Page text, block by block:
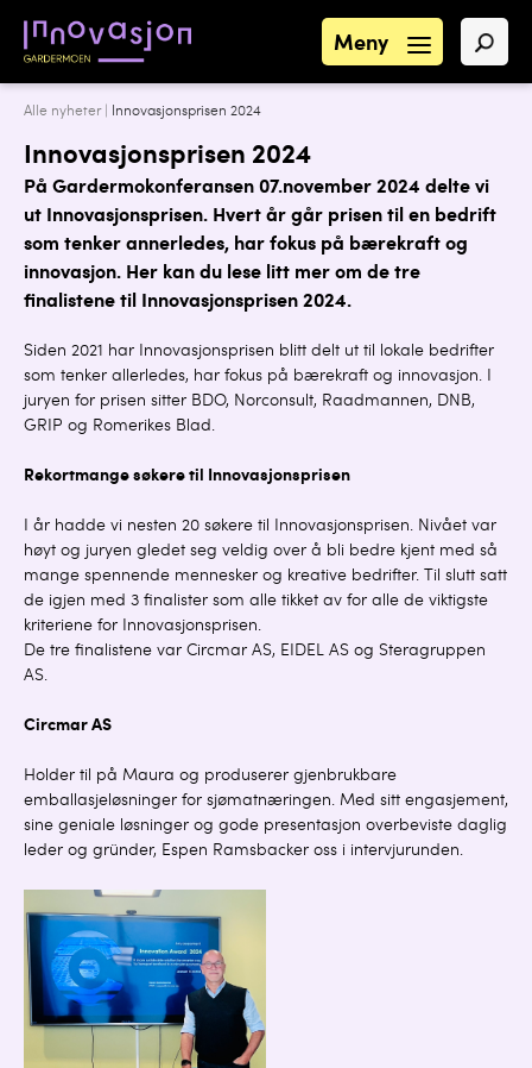
Meny
Alle nyheter| Innovasjonsprisen 2024
Innovasjonsprisen 2024
På Gardermokonferansen 07.november 2024 delte vi
ut Innovasjonsprisen. Hvert år går prisen til en bedrift
som tenker annerledes, har fokus på bærekraft og
innovasjon. Her kan du lese litt mer om de tre
finalistene til Innovasjonsprisen 2024.
Siden 2021 har Innovasjonsprisen blitt delt ut til lokale bedrifter
som tenker allerledes, har fokus på bærekraft og innovasjon. I
juryen for prisen sitter BDO, Norconsult, Raadmannen, DNB,
GRIP og Romerikes Blad.
Rekortmange søkere til Innovasjonsprisen
I år hadde vi nesten 20 søkere til Innovasjonsprisen. Nivået var
høyt og juryen gledet seg veldig over å bli bedre kjent med så
mange spennende mennesker og kreative bedrifter. Til slutt satt
de igjen med 3 finalister som alle tikket av for alle de viktigste
kriteriene for Innovasjonsprisen.
De tre finalistene var Circmar AS, EIDEL AS og Steragruppen
AS.
Circmar AS
Holder til på Maura og produserer gjenbrukbare
emballasjeløsninger for sjømatnæringen. Med sitt engasjement,
sine geniale løsninger og gode presentasjon overbeviste daglig
leder og gründer, Espen Ramsbacker oss i intervjurunden.